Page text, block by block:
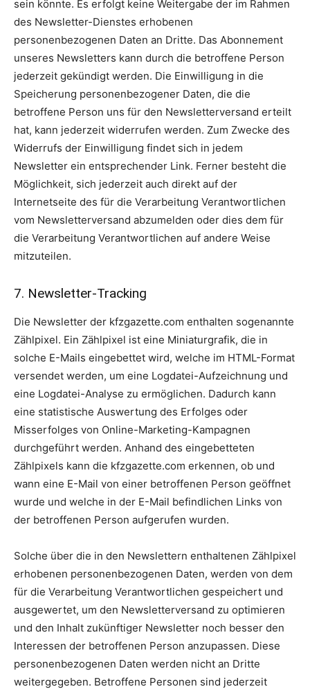
sein könnte. Es erfolgt keine Weitergabe der im Rahmen
des Newsletter-Dienstes erhobenen
personenbezogenen Daten an Dritte. Das Abonnement
unseres Newsletters kann durch die betroffene Person
jederzeit gekündigt werden. Die Einwilligung in die
Speicherung personenbezogener Daten, die die
betroffene Person uns für den Newsletterversand erteilt
hat, kann jederzeit widerrufen werden. Zum Zwecke des
Widerrufs der Einwilligung findet sich in jedem
Newsletter ein entsprechender Link. Ferner besteht die
Möglichkeit, sich jederzeit auch direkt auf der
Internetseite des für die Verarbeitung Verantwortlichen
vom Newsletterversand abzumelden oder dies dem für
die Verarbeitung Verantwortlichen auf andere Weise
mitzuteilen.
7. Newsletter-Tracking
Die Newsletter der kfzgazette.com enthalten sogenannte
Zählpixel. Ein Zählpixel ist eine Miniaturgrafik, die in
solche E-Mails eingebettet wird, welche im HTML-Format
versendet werden, um eine Logdatei-Aufzeichnung und
eine Logdatei-Analyse zu ermöglichen. Dadurch kann
eine statistische Auswertung des Erfolges oder
Misserfolges von Online-Marketing-Kampagnen
durchgeführt werden. Anhand des eingebetteten
Zählpixels kann die kfzgazette.com erkennen, ob und
wann eine E-Mail von einer betroffenen Person geöffnet
wurde und welche in der E-Mail befindlichen Links von
der betroffenen Person aufgerufen wurden.
Solche über die in den Newslettern enthaltenen Zählpixel
erhobenen personenbezogenen Daten, werden von dem
für die Verarbeitung Verantwortlichen gespeichert und
ausgewertet, um den Newsletterversand zu optimieren
und den Inhalt zukünftiger Newsletter noch besser den
Interessen der betroffenen Person anzupassen. Diese
personenbezogenen Daten werden nicht an Dritte
weitergegeben. Betroffene Personen sind jederzeit